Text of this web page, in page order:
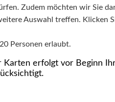
Zudem möchten wir Sie
Auswahl treffen. Klicken
Personen erlaubt.
Karten erfolgt vor Beginn